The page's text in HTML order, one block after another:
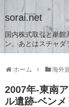
sorai.net
国内株式取引と単
ン。あとはスチャ
ホーム 海外
2007年-東南
ル遺跡-ベンメ